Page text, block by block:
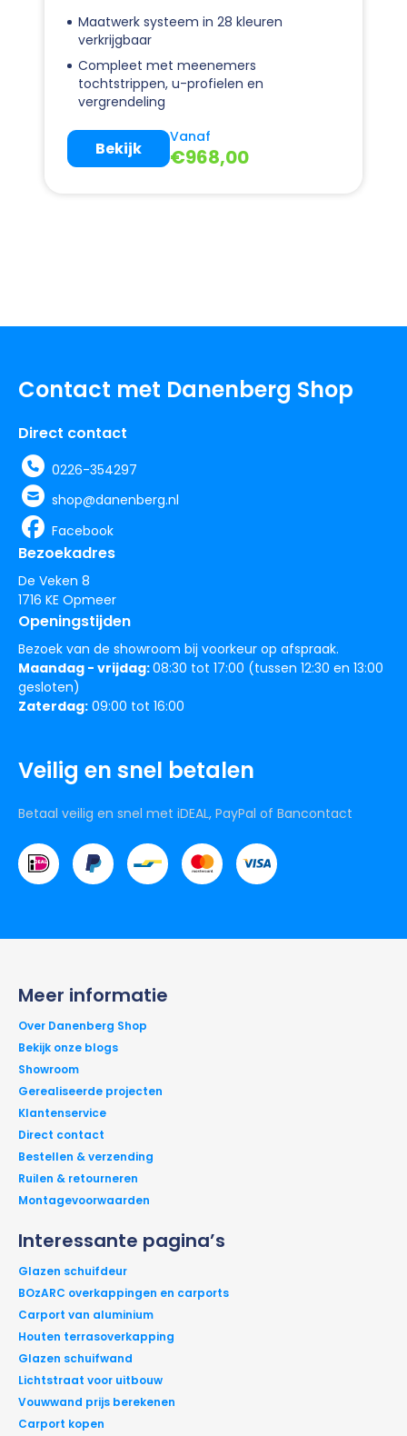
Maatwerk systeem in 28 kleuren
verkrijgbaar
Compleet met meenemers
tochtstrippen, u-profielen en
vergrendeling
Vanaf
€968,00
Bekijk
Contact met Danenberg Shop
Direct contact
0226-354297
shop@danenberg.nl
Facebook
Bezoekadres
De Veken 8
1716 KE Opmeer
Openingstijden
Bezoek van de showroom bij voorkeur op afspraak.
Maandag - vrijdag:08:30 tot 17:00 (tussen 12:30 en 13:00
gesloten)
Zaterdag: 09:00 tot 16:00
Veilig en snel betalen
Betaal veilig en snel met iDEAL, PayPal of Bancontact
Interessante pagina’s
Glazen schuifdeur
BOzARC overkappingen en carports
Carport van aluminium
Houten terrasoverkapping
Glazen schuifwand
Lichtstraat voor uitbouw
Vouwwand prijs berekenen
Carport kopen
Meer informatie
Over Danenberg Shop
Bekijk onze blogs
Showroom
Gerealiseerde projecten
Klantenservice
Direct contact
Bestellen & verzending
Ruilen & retourneren
Montagevoorwaarden